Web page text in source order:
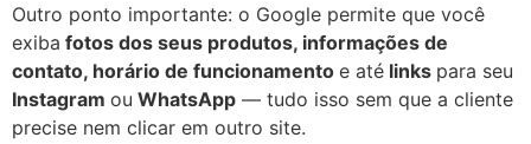
Outro ponto importante: o Google permite que você
exiba fotos dos seus produtos, informações de
contato, horário de funcionamento e até links para seu
Instagram ou WhatsApp — tudo isso sem que a cliente
precise nem clicar em outro site.